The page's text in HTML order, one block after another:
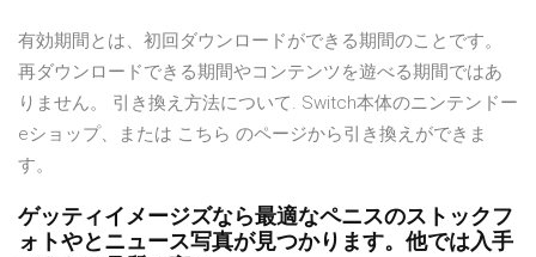
有効期間とは、初回ダウンロードができる期間のことです。
再ダウンロードできる期間やコンテンツを遊べる期間ではあ
りません。 引き換え方法について. Switch本体のニンテンドー
eショップ、または こちら のページから引き換えができま
す。
ゲッティイメージズなら最適なペニスのストックフ
ォトやとニュース写真が見つかります。他では入手